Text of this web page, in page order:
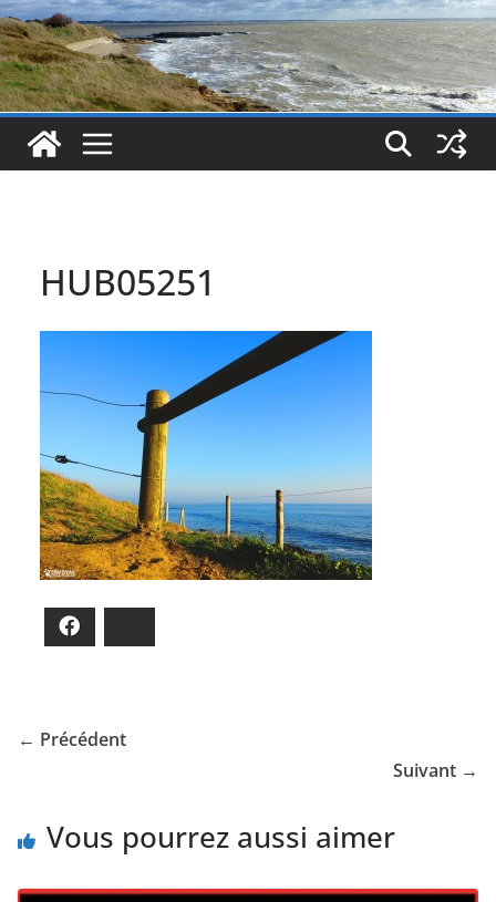
HUB05251
← Précédent
Suivant →
Vous pourrez aussi aimer